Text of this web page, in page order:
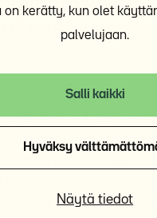
on kerätty, kun olet
palvelujaan.
Salli kaikki
Hyväksy
Näytä tiedot
asuminen –
-tutkimuksen
voidaan tukea